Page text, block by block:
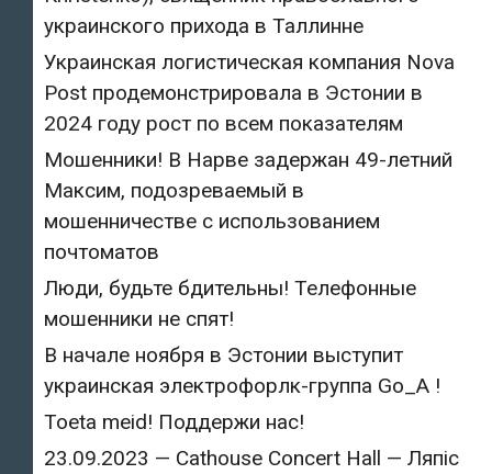
украинского прихода в Таллинне
Украинская логистическая компания Nova
Post продемонстрировала в Эстонии в
2024 году рост по всем показателям
Мошенники! В Нарве задержан 49-летний
Максим, подозреваемый в
мошенничестве с использованием
почтоматов
Люди, будьте бдительны! Телефонные
мошенники не спят!
В начале ноября в Эстонии выступит
украинская электрофорлк-группа Go_A !
Toeta meid! Поддержи нас!
23.09.2023 — Cathouse Concert Hall — Ляпіс